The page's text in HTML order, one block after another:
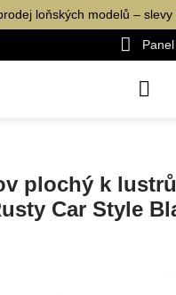
loňských modelů – slevy
plochý k
Car Style